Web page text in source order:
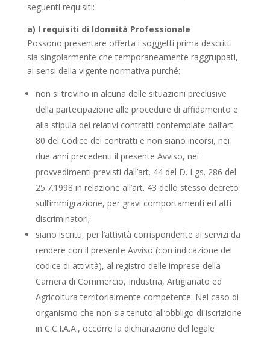
seguenti requisiti:
a) I requisiti di Idoneità Professionale
Possono presentare offerta i soggetti prima descritti
sia singolarmente che temporaneamente raggruppati,
ai sensi della vigente normativa purché:
non si trovino in alcuna delle situazioni preclusive
della partecipazione alle procedure di affidamento e
alla stipula dei relativi contratti contemplate dall’art.
80 del Codice dei contratti e non siano incorsi, nei
due anni precedenti il presente Avviso, nei
provvedimenti previsti dall’art. 44 del D. Lgs. 286 del
25.7.1998 in relazione all’art. 43 dello stesso decreto
sull’immigrazione, per gravi comportamenti ed atti
discriminatori;
siano iscritti, per l’attività corrispondente ai servizi da
rendere con il presente Avviso (con indicazione del
codice di attività), al registro delle imprese della
Camera di Commercio, Industria, Artigianato ed
Agricoltura territorialmente competente. Nel caso di
organismo che non sia tenuto all’obbligo di iscrizione
in C.C.I.A.A., occorre la dichiarazione del legale